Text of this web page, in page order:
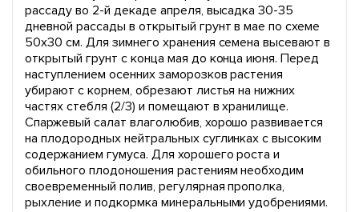
рассаду во 2-й декаде апреля, высадка 30-35
дневной рассады в открытый грунт в мае по схеме
50х30 см. Для зимнего хранения семена высевают в
открытый грунт с конца мая до конца июня. Перед
наступлением осенних заморозков растения
убирают с корнем, обрезают листья на нижних
частях стебля (2/3) и помещают в хранилище.
Спаржевый салат влаголюбив, хорошо развивается
на плодородных нейтральных суглинках с высоким
содержанием гумуса. Для хорошего роста и
обильного плодоношения растениям необходим
своевременный полив, регулярная прополка,
рыхление и подкормка минеральными удобрениями.